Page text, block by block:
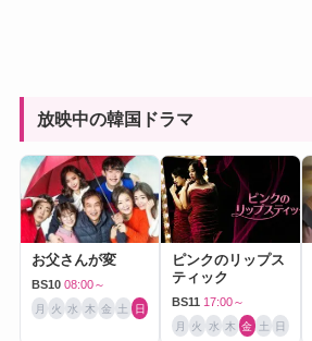
放映中の韓国ドラマ
お父さんが変
BS10 08:00～
月 火 水 木 金 土 日
ピンクのリップス
ティック
BS11 17:00～
月 火 水 木 金 土 日